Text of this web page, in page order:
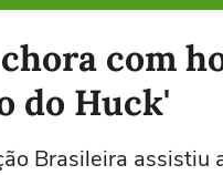
com
do Huck'
Brasileira